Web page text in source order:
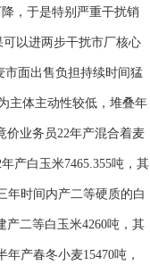
，于是特别严重干扰销
以进两步干扰市厂核心
面出售负担持续时间猛
主体主动性较低，堆叠年
业务员22年产混合着麦
产白玉米7465.355吨，其
年时间内产二等硬质的白
产二等白玉米4260吨，其
产春冬小麦15470吨，